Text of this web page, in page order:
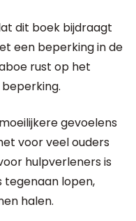
dit boek bijdraagt
een beperking in de
rust op het
gevoelens
voor veel ouders
hulpverleners is
tegenaan lopen,
halen.